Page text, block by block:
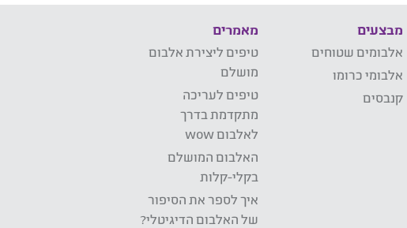
מבצעים
אלבומים שטוחים
אלבומי כרומו
קנבסים
מאמרים
טיפים ליצירת אלבום
מושלם
טיפים לעריכה
מתקדמת בדרך
לאלבום wow
האלבום המושלם
בקלי-קלות
איך לספר את הסיפור
של האלבום הדיגיטלי?